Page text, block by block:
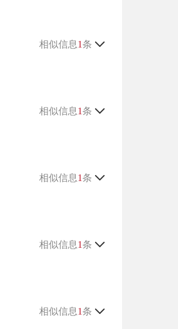
相似信息1条
相似信息1条
相似信息1条
相似信息1条
相似信息1条